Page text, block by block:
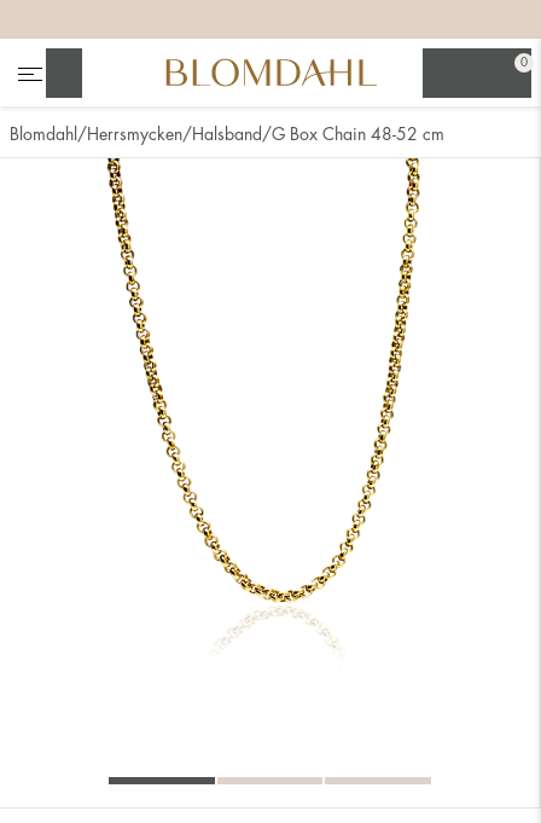
0
Se alla
Blomdahl Herrsmycken Halsband G Box Chain 48-52 cm